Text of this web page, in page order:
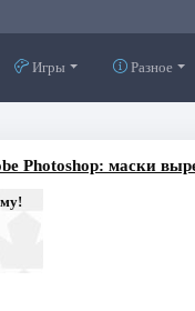
Игры Разное
Photoshop: маски